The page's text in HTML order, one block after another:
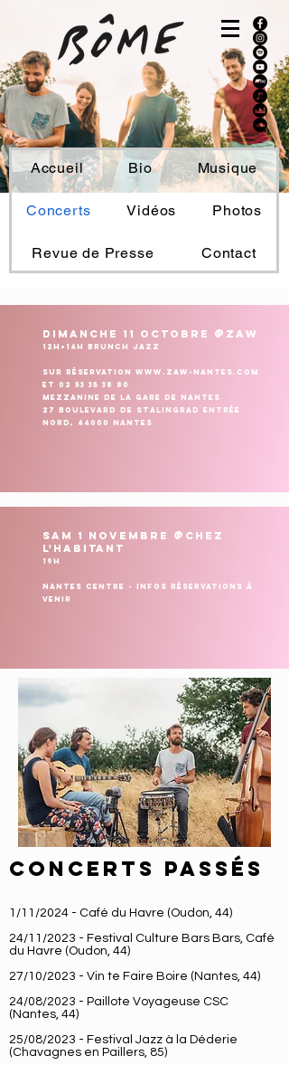
Accueil Bio Musique
Concerts Vidéos Photos
Revue de Presse Contact
DIManche 11 OCTOBRE @zaw
12H+14H brunch jazz
sur réservation www.zaw-nantes.com
et 02 53 35 38 80
Mezzanine de la Gare de Nantes
27 Boulevard de Stalingrad Entrée
Nord, 44000 Nantes
SAM 1 NOVEMBRE @chez
l'habitant
19h
Nantes centre - infos réservations à
venir
CONCERTS PASSÉS
1/11 /2024 - Café du Havre (Oudon, 44)
24/11 /2023 - Festival Culture Bars Bars, Café
du Havre (Oudon, 44)
27/10/2023 - Vin te Faire Boire (Nantes, 44)
24/08/2023 - Paillote Voyageuse CSC
(Nantes, 44)
25/08/2023 - Festival Jazz à la Déderie
(Chavagnes en Paillers, 85)